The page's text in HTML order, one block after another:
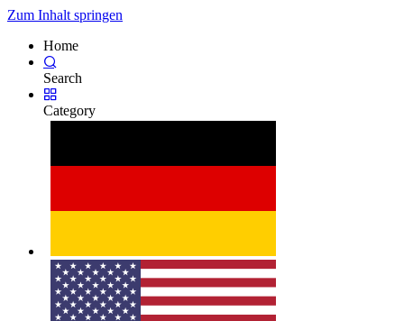
Zum Inhalt springen
Home
Search
Category